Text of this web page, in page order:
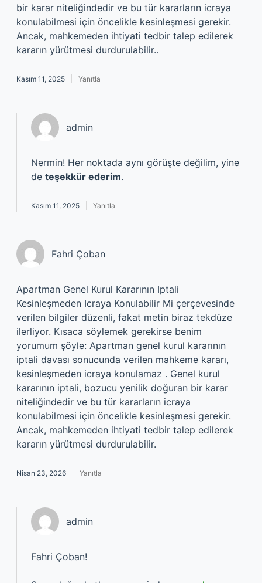
bir karar niteliğindedir ve bu tür kararların icraya
konulabilmesi için öncelikle kesinleşmesi gerekir.
Ancak, mahkemeden ihtiyati tedbir talep edilerek
kararın yürütmesi durdurulabilir..
Kasım 11, 2025 Yanıtla
admin
Nermin! Her noktada aynı görüşte değilim, yine
de teşekkür ederim.
Kasım 11, 2025 Yanıtla
Fahri Çoban
Apartman Genel Kurul Kararının Iptali
Kesinleşmeden Icraya Konulabilir Mi çerçevesinde
verilen bilgiler düzenli, fakat metin biraz tekdüze
ilerliyor. Kısaca söylemek gerekirse benim
yorumum şöyle: Apartman genel kurul kararının
iptali davası sonucunda verilen mahkeme kararı,
kesinleşmeden icraya konulamaz . Genel kurul
kararının iptali, bozucu yenilik doğuran bir karar
niteliğindedir ve bu tür kararların icraya
konulabilmesi için öncelikle kesinleşmesi gerekir.
Ancak, mahkemeden ihtiyati tedbir talep edilerek
kararın yürütmesi durdurulabilir.
Nisan 23, 2026 Yanıtla
admin
Fahri Çoban!